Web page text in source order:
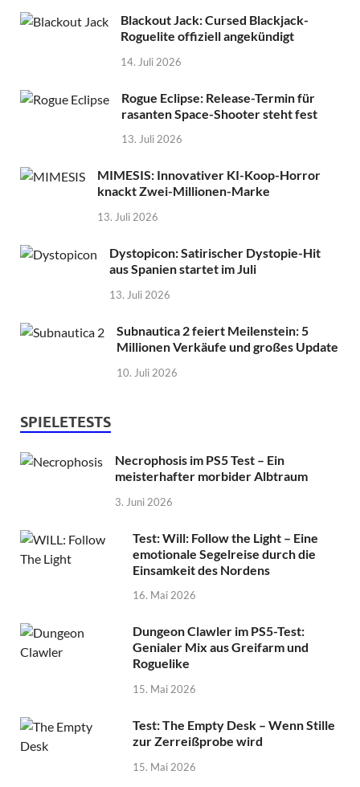
Blackout Jack: Cursed Blackjack-
Roguelite offiziell angekündigt
14. Juli 2026
Rogue Eclipse: Release-Termin für
rasanten Space-Shooter steht fest
13. Juli 2026
MIMESIS: Innovativer KI-Koop-Horror
knackt Zwei-Millionen-Marke
13. Juli 2026
Dystopicon: Satirischer Dystopie-Hit
aus Spanien startet im Juli
13. Juli 2026
Subnautica 2 feiert Meilenstein: 5
Millionen Verkäufe und großes Update
10. Juli 2026
SPIELETESTS
Necrophosis im PS5 Test – Ein
meisterhafter morbider Albtraum
3. Juni 2026
Test: Will: Follow the Light – Eine
emotionale Segelreise durch die
Einsamkeit des Nordens
16. Mai 2026
Dungeon Clawler im PS5-Test:
Genialer Mix aus Greifarm und
Roguelike
15. Mai 2026
Test: The Empty Desk – Wenn Stille
zur Zerreißprobe wird
15. Mai 2026